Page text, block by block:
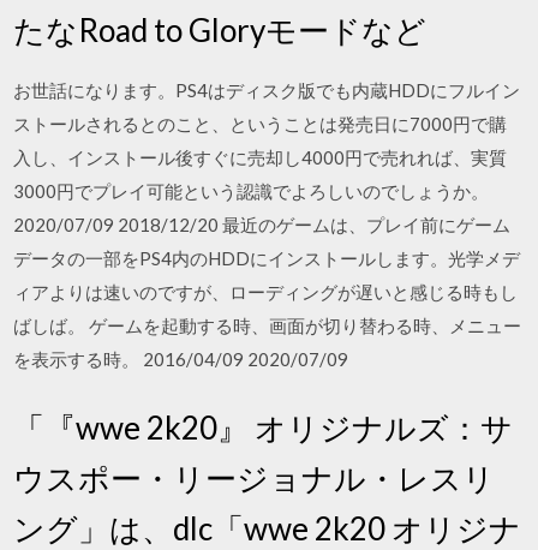
たなRoad to Gloryモードなど
お世話になります。PS4はディスク版でも内蔵HDDにフルイン
ストールされるとのこと、ということは発売日に7000円で購
入し、インストール後すぐに売却し4000円で売れれば、実質
3000円でプレイ可能という認識でよろしいのでしょうか。
2020/07/09 2018/12/20 最近のゲームは、プレイ前にゲーム
データの一部をPS4内のHDDにインストールします。光学メデ
ィアよりは速いのですが、ローディングが遅いと感じる時もし
ばしば。 ゲームを起動する時、画面が切り替わる時、メニュー
を表示する時。 2016/04/09 2020/07/09
「『wwe 2k20』 オリジナルズ：サ
ウスポー・リージョナル・レスリ
ング」は、dlc「wwe 2k20 オリジナ